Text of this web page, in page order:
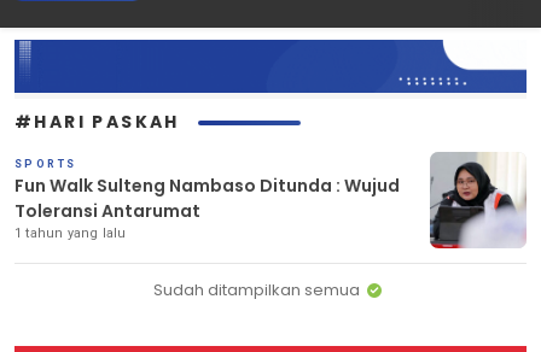
#HARI PASKAH
SPORTS
Fun Walk Sulteng Nambaso Ditunda : Wujud
Toleransi Antarumat
1 tahun yang lalu
Sudah ditampilkan semua